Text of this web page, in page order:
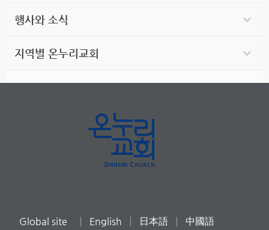
행사와 소식
지역별 온누리교회
Global site English 日本語 中國語